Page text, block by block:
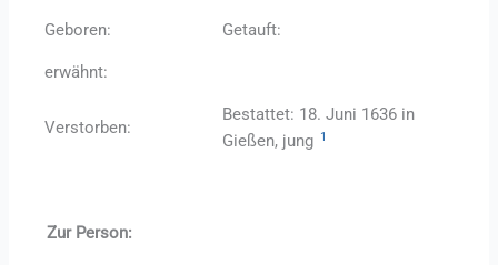
Geboren: Getauft:
erwähnt:
Verstorben:
Bestattet: 18. Juni 1636 in
Gießen, jung 1
Zur Person: